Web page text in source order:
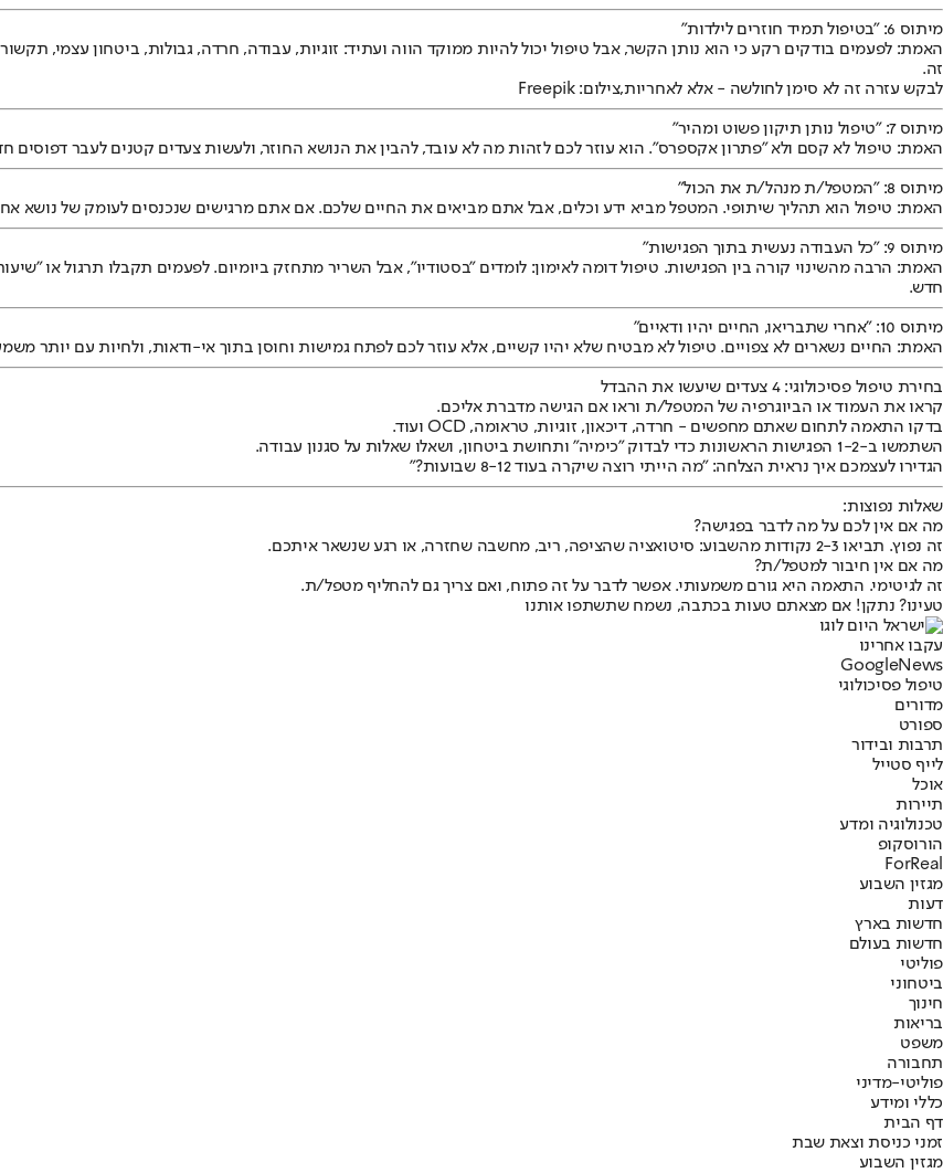
מיתוס 6: "בטיפול תמיד חוזרים לילדות"
האמת: לפעמים בודקים רקע כי הוא נותן הקשר, אבל טיפול יכול להיות ממוקד הווה ועתיד: זוגיות, עבודה, חרדה, גבולות, ביטחון עצמי,
זה.
לבקש עזרה זה לא סימן לחולשה - אלא לאחריות,צילום: Freepik
מיתוס 7: "טיפול נותן תיקון פשוט ומהיר"
האמת: טיפול לא קסם ולא "פתרון אקספרס". הוא עוזר לכם לזהות מה לא עובד, להבין את הנושא החוזר, ולעשות צעדים קטנים לעבר דפוסים
מיתוס 8: "המטפל/ת מנהל/ת את הכול"
האמת: טיפול הוא תהליך שיתופי. המטפל מביא ידע וכלים, אבל אתם מביאים את החיים שלכם. אם אתם מרגישים שנכנסים לעומק של נושא
מיתוס 9: "כל העבודה נעשית בתוך הפגישות"
האמת: הרבה מהשינוי קורה בין הפגישות. טיפול דומה לאימון: לומדים "בסטודיו", אבל השריר מתחזק ביומיום. לפעמים תקבלו תרגול או
חדש.
מיתוס 10: "אחרי שתבריאו, החיים יהיו ודאיים"
האמת: החיים נשארים לא צפויים. טיפול לא מבטיח שלא יהיו קשיים, אלא עוזר לכם לפתח גמישות וחוסן בתוך אי-ודאות, ולחיות עם יותר
בחירת טיפול פסיכולוגי: 4 צעדים שיעשו את ההבדל
קראו את העמוד או הביוגרפיה של המטפל/ת וראו אם הגישה מדברת אליכם.
בדקו התאמה לתחום שאתם מחפשים - חרדה, דיכאון, זוגיות, טראומה, OCD ועוד.
השתמשו ב-1-2 הפגישות הראשונות כדי לבדוק "כימיה" ותחושת ביטחון, ושאלו שאלות על סגנון עבודה.
הגדירו לעצמכם איך נראית הצלחה: "מה הייתי רוצה שיקרה בעוד 8-12 שבועות?"
שאלות נפוצות:
מה אם אין לכם על מה לדבר בפגישה?
זה נפוץ. תביאו 2-3 נקודות מהשבוע: סיטואציה שהציפה, ריב, מחשבה שחזרה, או רגע שנשאר איתכם.
מה אם אין חיבור למטפל/ת?
זה לגיטימי. התאמה היא גורם משמעותי. אפשר לדבר על זה פתוח, ואם צריך גם להחליף מטפל/ת.
טעינו? נתקן! אם מצאתם טעות בכתבה, נשמח שתשתפו אותנו
עקבו אחרינו
Googl eNews
טיפול פסיכולוגי
מדורים
ספורט
תרבות ובידור
לייף סטייל
אוכל
תיירות
טכנולוגיה ומדע
הורוסקופ
ForReal
מגזין השבוע
דעות
חדשות בארץ
חדשות בעולם
פוליטי
ביטחוני
חינוך
בריאות
משפט
תחבורה
פוליטי-מדיני
כללי ומידע
דף הבית
זמני כניסת וצאת שבת
מגזין השבוע